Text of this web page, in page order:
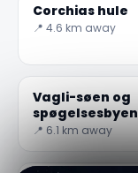
Corchias hule
📍 4.6 km away
Vagli-søen og
spøgelsesbyen
Fabbri ferrai
📍 6.1 km away